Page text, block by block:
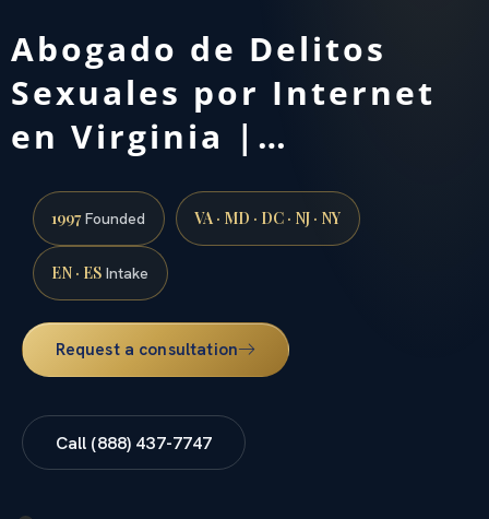
Abogado de Delitos
Sexuales por Internet
en Virginia |…
1997Founded VA · MD · DC · NJ · NY
EN · ES Intake
Request a consultation
Call (888) 437-7747